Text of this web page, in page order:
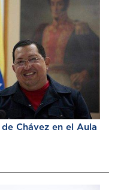
Chávez en el Aula